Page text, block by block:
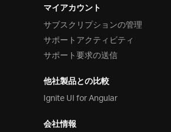
マイアカウント
サブスクリプションの管理
サポートアクティビティ
サポート要求の送信
他社製品との比較
Ignite UI for Angular
会社情報